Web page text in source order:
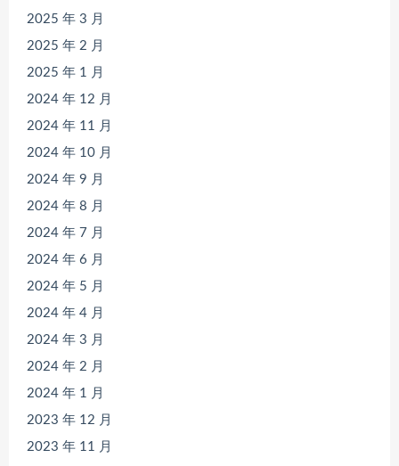
2025 年 3 月
2025 年 2 月
2025 年 1 月
2024 年 12 月
2024 年 11 月
2024 年 10 月
2024 年 9 月
2024 年 8 月
2024 年 7 月
2024 年 6 月
2024 年 5 月
2024 年 4 月
2024 年 3 月
2024 年 2 月
2024 年 1 月
2023 年 12 月
2023 年 11 月